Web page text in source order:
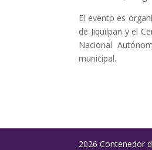
El evento es
de Jiquilpan y el
Nacional
municipal.
2026 Contenedor